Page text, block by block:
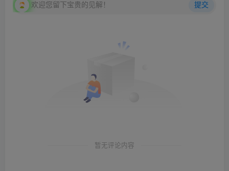
欢迎您留下宝贵的见解！ 提交
暂无评论内容